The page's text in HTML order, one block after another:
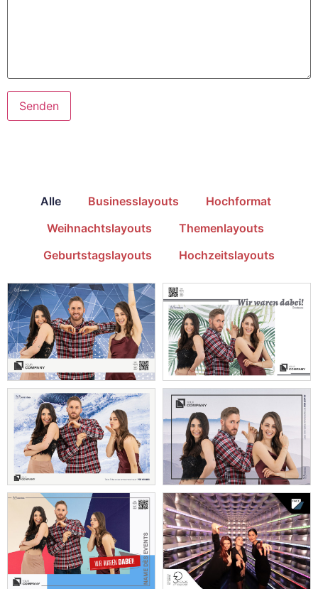
Alle Businesslayouts
Hochformat
Weihnachtslayouts
Themenlayouts
Geburtstagslayouts
Hochzeitslayouts